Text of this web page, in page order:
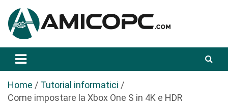
a
Amicopc.com
Home
Tutorial informatici
Come impostare la Xbox One S in 4K e HDR